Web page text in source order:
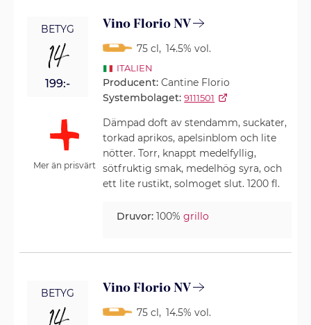
BETYG
14
199:-
Mer än prisvärt
Vino Florio NV
75 cl, 14.5% vol.
ITALIEN
Producent:Cantine Florio
Systembolaget: 9111501
Dämpad doft av stendamm, suckater,
torkad aprikos, apelsinblom och lite
nötter. Torr, knappt medelfyllig,
sötfruktig smak, medelhög syra, och
ett lite rustikt, solmoget slut. 1200 fl.
Druvor: 100%grillo
BETYG Vino Florio NV
75 cl, 14.5% vol.